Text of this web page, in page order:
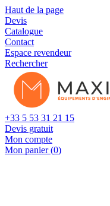
Haut de la page
Devis
Catalogue
Contact
Espace revendeur
Rechercher
+33 5 53 31 21 15
Devis gratuit
Mon compte
Mon panier (0)
Cookies management panel